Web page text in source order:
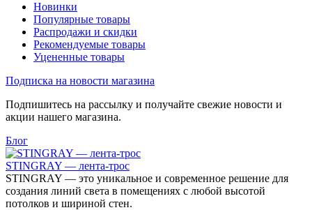
Новинки
Популярные товары
Распродажи и скидки
Рекомендуемые товары
Уцененные товары
Подписка на новости магазина
Подпишитесь на рассылку и получайте свежие новости и
акции нашего магазина.
Блог
STINGRAY — лента-трос
STINGRAY — это уникальное и современное решение для
создания линий света в помещениях с любой высотой
потолков и шириной стен.